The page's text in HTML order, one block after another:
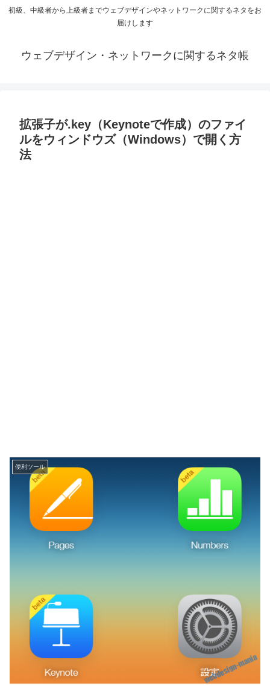
初級、中級者から上級者までウェブデザインやネットワークに関するネタをお
届けします
ウェブデザイン・ネットワークに関するネタ帳
拡張子が.key（Keynoteで作成）のファイ
ルをウィンドウズ（Windows）で開く方
法
便利ツール